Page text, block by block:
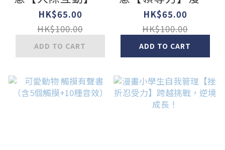
畫古今，學習古人
智慧！
HK$65.00
HK$100.00
ADD TO CART
古今，學習古人智
慧！
HK$65.00
HK$100.00
ADD TO CART